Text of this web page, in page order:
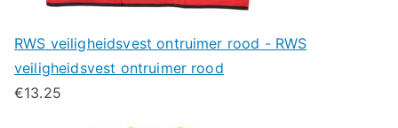
RWS veiligheidsvest ontruimer rood - RWS
veiligheidsvest ontruimer rood
€13.25